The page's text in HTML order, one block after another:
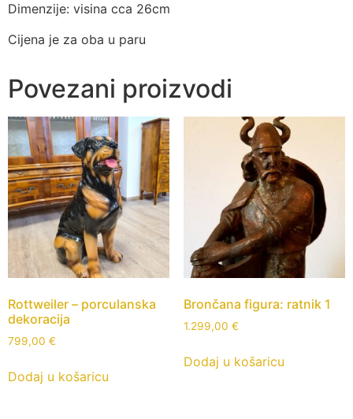
Dimenzije: visina cca 26cm
Cijena je za oba u paru
Povezani proizvodi
Rottweiler – porculanska
dekoracija
799,00 €
Dodaj u košaricu
Brončana figura: ratnik 1
1.299,00 €
Dodaj u košaricu